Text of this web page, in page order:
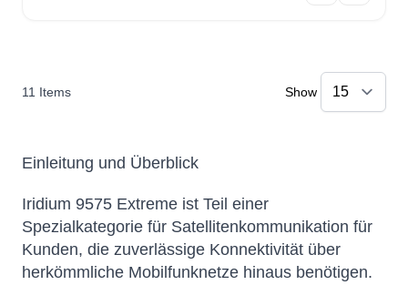
11 Items Show
Einleitung und Überblick
Iridium 9575 Extreme ist Teil einer
Spezialkategorie für Satellitenkommunikation für
Kunden, die zuverlässige Konnektivität über
herkömmliche Mobilfunknetze hinaus benötigen.